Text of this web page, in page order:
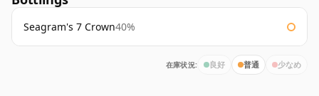
Seagram's 7 Crown40%
在庫状況: 良好 普通 少なめ